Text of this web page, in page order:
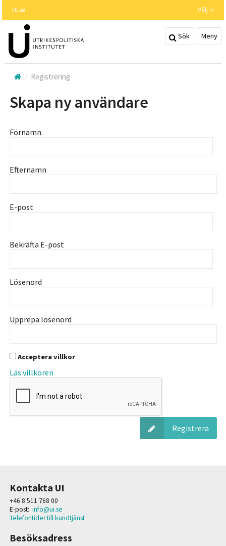
huvudinnehållet
UI.se Välj
Sök Meny
Registrering
Skapa ny användare
Förnamn
Efternamn
E-post
Bekräfta E-post
Lösenord
Upprepa lösenord
Acceptera villkor
Läs villkoren
Registrera
Kontakta UI
+46 8 511 768 00
E-post: info@ui.se
Telefontider till kundtjänst
Besöksadress